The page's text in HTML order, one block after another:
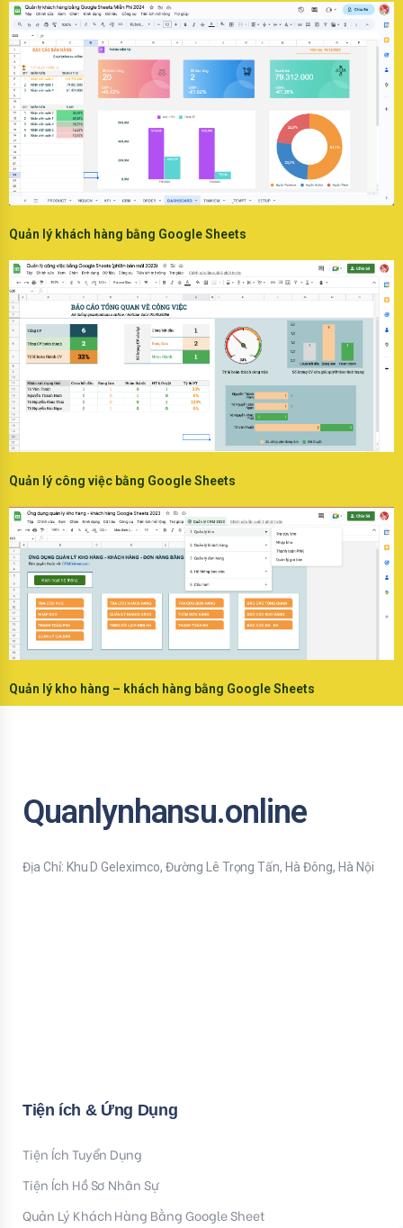
Quản lý khách hàng bằng Google Sheets
Quản lý công việc bằng Google Sheets
Quản lý kho hàng – khách hàng bằng Google Sheets
Quanlynhansu.online
Địa Chỉ: Khu D Geleximco, Đường Lê Trọng Tấn, Hà Đông, Hà Nội
Tiện ích & Ứng Dụng
Tiện Ích Tuyển Dụng
Tiện Ích Hồ Sơ Nhân Sự
Quản Lý Khách Hàng Bằng Google Sheet